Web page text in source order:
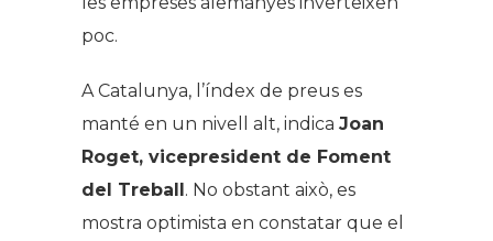
poc.
A Catalunya, l’índex de preus es
manté en un nivell alt, indica Joan
Roget, vicepresident de Foment
del Treball. No obstant això, es
mostra optimista en constatar que el